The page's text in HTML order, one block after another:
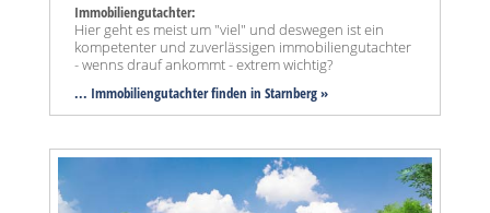
Immobiliengutachter:
Hier geht es meist um "viel" und deswegen ist ein
kompetenter und zuverlässigen immobiliengutachter
- wenns drauf ankommt - extrem wichtig?
... Immobiliengutachter finden in Starnberg »